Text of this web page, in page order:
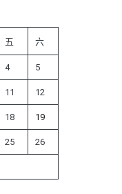
五 六
4 5
11 12
18 19
25 26